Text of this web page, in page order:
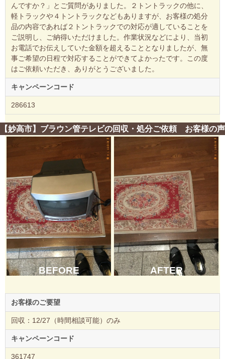
んですか？」とご質問がありました。２トントラックの他に、
軽トラックや４トントラックなどもありますが、お客様の処分
品の内容であれば２トントラックでの対応が適していることを
ご説明し、ご納得いただけました。作業状況などにより、当初
お電話でお伝えしていた金額を超えることとなりましたが、無
事ご希望の日程で対応することができてよかったです。この度
はご依頼いただき、ありがとうございました。
キャンペーンコード
286613
【妙高市】ブラウン管テレビの回収・処分ご依頼 お客様の声
BEFORE AFTER
お客様のご要望
回収：12/27（時間相談可能）のみ
キャンペーンコード
361747